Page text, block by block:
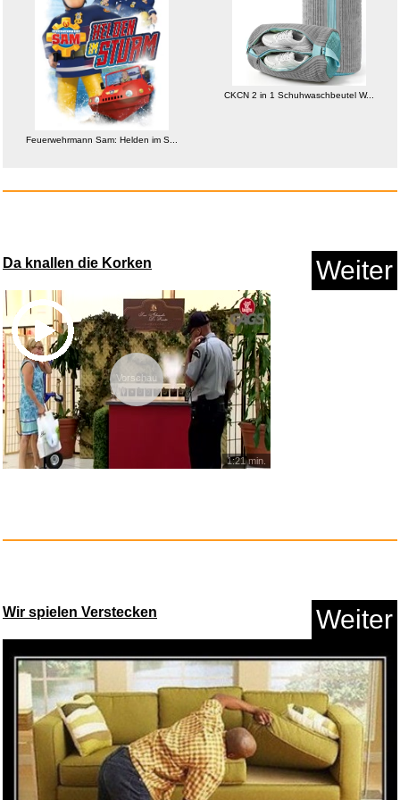
CHERRY DW 3000, Kabelloses
Marisol: (Un rayo de luz + Ha ...
Feuerwehrmann Sam: Helden im
S...
Anzeige
Feuerwehrmann Sam: Helden im S...
CKCN 2 in 1 Schuhwaschbeutel W...
Da knallen die Korken Weiter
Vorschau
1:21 min.
Wir spielen Verstecken Weiter